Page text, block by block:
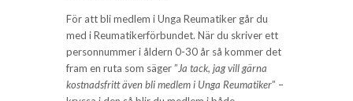
För att bli medlem i Unga Reumatiker går du
med i Reumatikerförbundet. När du skriver ett
personnummer i åldern 0-30 år så kommer det
fram en ruta som säger ”Ja tack, jag vill gärna
kostnadsfritt även bli medlem i Unga Reumatiker” –